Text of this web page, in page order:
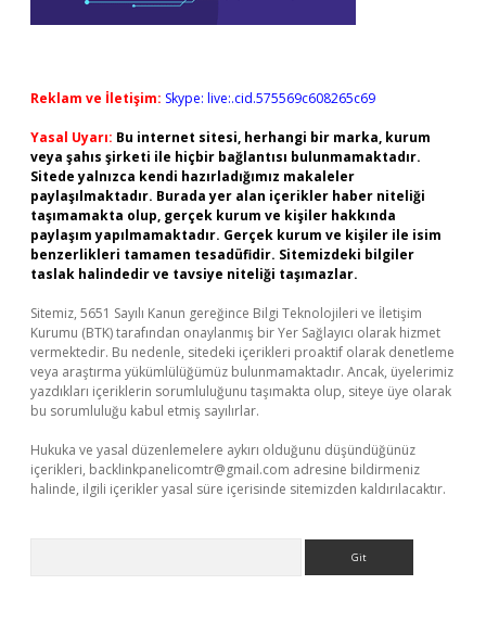
Reklam ve İletişim: Skype: live:.cid.575569c608265c69
Yasal Uyarı: Bu internet sitesi, herhangi bir marka, kurum
veya şahıs şirketi ile hiçbir bağlantısı bulunmamaktadır.
Sitede yalnızca kendi hazırladığımız makaleler
paylaşılmaktadır. Burada yer alan içerikler haber niteliği
taşımamakta olup, gerçek kurum ve kişiler hakkında
paylaşım yapılmamaktadır. Gerçek kurum ve kişiler ile isim
benzerlikleri tamamen tesadüfidir. Sitemizdeki bilgiler
taslak halindedir ve tavsiye niteliği taşımazlar.
Sitemiz, 5651 Sayılı Kanun gereğince Bilgi Teknolojileri ve İletişim
Kurumu (BTK) tarafından onaylanmış bir Yer Sağlayıcı olarak hizmet
vermektedir. Bu nedenle, sitedeki içerikleri proaktif olarak denetleme
veya araştırma yükümlülüğümüz bulunmamaktadır. Ancak, üyelerimiz
yazdıkları içeriklerin sorumluluğunu taşımakta olup, siteye üye olarak
bu sorumluluğu kabul etmiş sayılırlar.
Hukuka ve yasal düzenlemelere aykırı olduğunu düşündüğünüz
içerikleri, backlinkpanelicomtr@gmail.com adresine bildirmeniz
halinde, ilgili içerikler yasal süre içerisinde sitemizden kaldırılacaktır.